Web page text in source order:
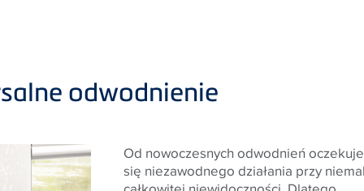
odwodnienie
Od nowoczesnych odwodnień oczekuje
się niezawodnego działania przy